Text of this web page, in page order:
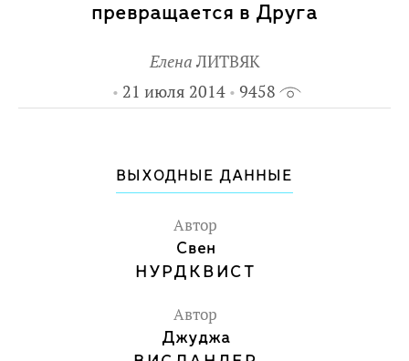
превращается в Друга
Елена ЛИТВЯК
21 июля 2014
9458
ВЫХОДНЫЕ ДАННЫЕ
Автор
Свен
НУРДКВИСТ
Автор
Джуджа